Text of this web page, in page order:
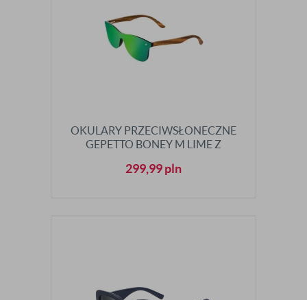
OKULARY PRZECIWSŁONECZNE
GEPETTO BONEY M LIME Z
299,99pln